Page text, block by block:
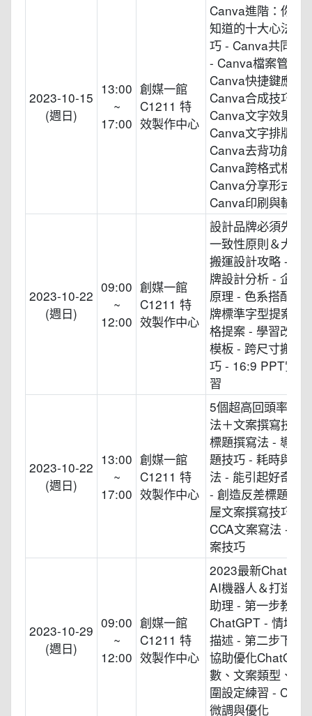
2023-10-15
(週日)
13:00
~
17:00
創媒一館
C1211 特
效製作中心
Canva進階：你可
知道的十大心法與
巧 - Canva共同編
- Canva檔案管理
Canva快捷鍵應用 -
Canva合成技巧製
Canva文字效果製
Canva文字排版技
Canva去背功能應
Canva跨格式檔應
Canva分享形式應
Canva印刷與輸出
2023-10-22
(週日)
09:00
~
12:00
創媒一館
C1211 特
效製作中心
設計品牌必須先掌
一致性原則＆大師
搬運設計攻略 - 大
牌設計分析 - 企業
原理 - 色系搭配技
牌標準字型提案 -
格提案 - 學習改造
模板 - 跨尺寸搬運
巧 - 16:9 PPT實作
習
2023-10-22
(週日)
13:00
~
17:00
創媒一館
C1211 特
效製作中心
5個超高回頭率的
法＋文案撰寫技巧
標題撰寫法 - 導入
題技巧 - 耗時與成
法 - 能引起好奇的
- 創造反差標題法 -
屋文案撰寫技巧 -
CCA文案寫法 - 倒
案技巧
2023-10-29
(週日)
09:00
~
12:00
創媒一館
C1211 特
效製作中心
2023最新
AI機器人＆打造個
助理 - 第一步教育
ChatGPT - 情境與
描述 - 第二步下達
協助優化ChatGPT
數、文案類型、口
圍設定練習 -
微調與優化